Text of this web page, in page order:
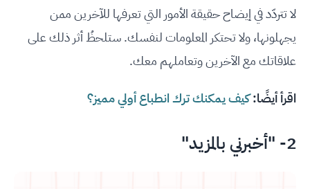
لا تتردّد في إيضاح حقيقة الأمور التي تعرفها للآخرين ممن
يجهلونها، ولا تحتكر المعلومات لنفسك. ستلحظُ أثر ذلك على
علاقاتك مع الآخرين وتعاملهم معك.
اقرأ أيضًا:كيف يمكنك ترك انطباع أولي مميز؟
2- "أخبرني بالمزيد"